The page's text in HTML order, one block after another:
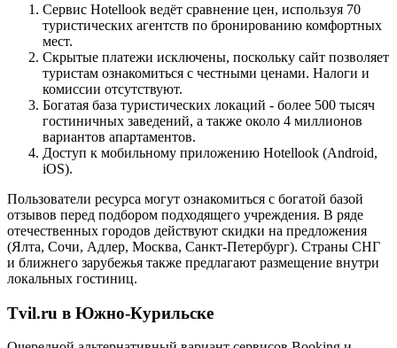
Сервис Hotellook ведёт сравнение цен, используя 70
туристических агентств по бронированию комфортных
мест.
Скрытые платежи исключены, поскольку сайт позволяет
туристам ознакомиться с честными ценами. Налоги и
комиссии отсутствуют.
Богатая база туристических локаций - более 500 тысяч
гостиничных заведений, а также около 4 миллионов
вариантов апартаментов.
Доступ к мобильному приложению Hotellook (Android,
iOS).
Пользователи ресурса могут ознакомиться с богатой базой
отзывов перед подбором подходящего учреждения. В ряде
отечественных городов действуют скидки на предложения
(Ялта, Сочи, Адлер, Москва, Санкт-Петербург). Страны СНГ
и ближнего зарубежья также предлагают размещение внутри
локальных гостиниц.
Tvil.ru в Южно-Курильске